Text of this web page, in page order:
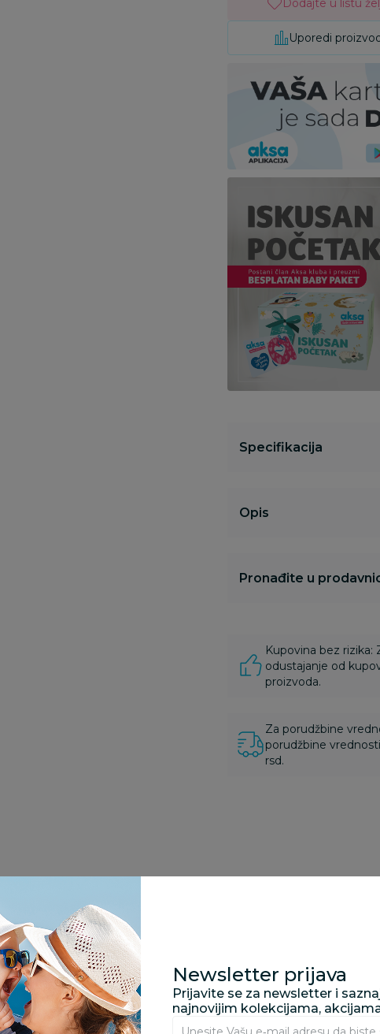
Dodajte u listu
Uporedi
Specifikacija
Opis
Pronađite u
Kupovina bez rizika:
odustajanje od
proizvoda.
Za porudžbine
porudžbine
rsd.
Newsletter prijava
Prijavite se za newsletter i
najnovijim kolekcijama,